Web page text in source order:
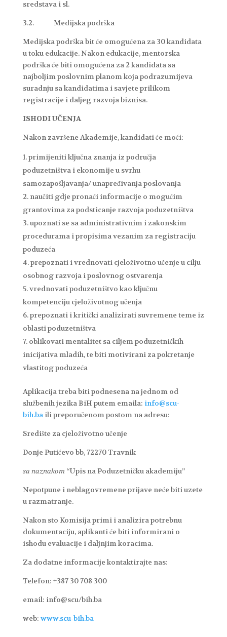
sredstava i sl.
3.2. Medijska podrška
Medijska podrška bit će omogućena za 30 kandidata
u toku edukacije. Nakon edukacije, mentorska
podrška će biti omogućena za 2 kandidata sa
najboljim poslovnim planom koja podrazumijeva
suradnju sa kandidatima i savjete prilikom
registracije i daljeg razvoja biznisa.
ISHODI UČENJA
Nakon završene Akademije, kandidati će moći:
primijeniti ključna znanja iz područja
poduzetništva i ekonomije u svrhu
samozapošljavanja/ unapređivanja poslovanja
naučiti gdje pronaći informacije o mogućim
grantovima za podsticanje razvoja poduzetništva
upoznati se sa administrativnim i zakonskim
procedurama i propisima vezanim za registraciju
poduzeća
prepoznati i vrednovati cjeloživotno učenje u cilju
osobnog razvoja i poslovnog ostvarenja
vrednovati poduzetništvo kao ključnu
kompetenciju cjeloživotnog učenja
prepoznati i kritički analizirati suvremene teme iz
oblasti poduzetništva
oblikovati mentalitet sa ciljem poduzetničkih
inicijativa mladih, te biti motivirani za pokretanje
vlastitog poduzeća
Aplikacija treba biti podnesena na jednom od
službenih jezika BiH putem emaila: info@scu-
bih.baili preporučenom postom na adresu:
Središte za cjeloživotno učenje
Donje Putićevo bb, 72270 Travnik
sa naznakom “Upis na Poduzetničku akademiju”
Nepotpune i neblagovremene prijave neće biti uzete
u razmatranje.
Nakon sto Komisija primi i analizira potrebnu
dokumentaciju, aplikanti će biti informirani o
ishodu evaluacije i daljnjim koracima.
Za dodatne informacije kontaktirajte nas:
Telefon: +387 30 708 300
email: info@scu/bih.ba
web: www.scu-bih.ba